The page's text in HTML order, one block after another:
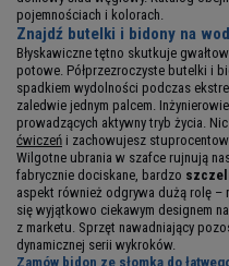
pojemnościach i kolorach.
Znajdź butelki i bidony na
Błyskawiczne tętno skutkuje
potowe. Półprzezroczyste butelki i
spadkiem wydolności podczas
zaledwie jednym palcem.
prowadzących aktywny tryb życia.
ćwiczeń i zachowujesz
Wilgotne ubrania w szafce rujnują
fabrycznie dociskane, bardzo
aspekt również odgrywa dużą rolę –
się wyjątkowo ciekawym designem
z marketu. Sprzęt nawadniający
dynamicznej serii wykroków.
Zamów bidon ze słomką do